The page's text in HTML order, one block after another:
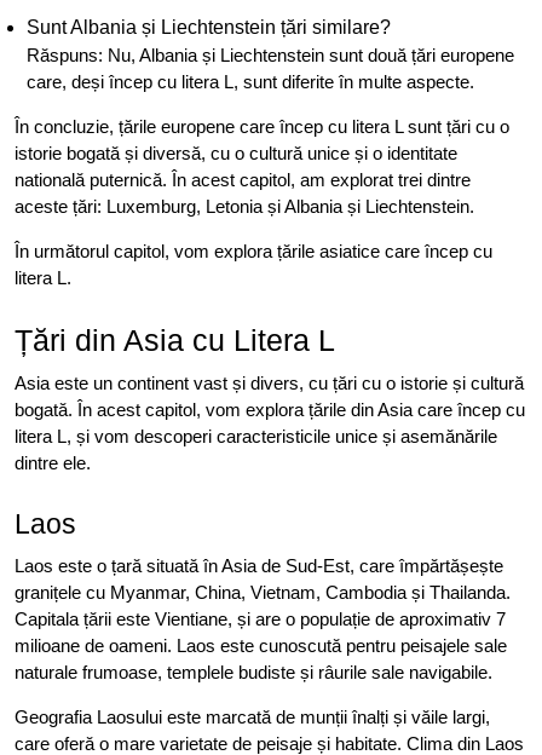
Sunt Albania și Liechtenstein țări similare?
Răspuns: Nu, Albania și Liechtenstein sunt două țări europene
care, deși încep cu litera L, sunt diferite în multe aspecte.
În concluzie, țările europene care încep cu litera L sunt țări cu o
istorie bogată și diversă, cu o cultură unice și o identitate
natională puternică. În acest capitol, am explorat trei dintre
aceste țări: Luxemburg, Letonia și Albania și Liechtenstein.
În următorul capitol, vom explora țările asiatice care încep cu
litera L.
Țări din Asia cu Litera L
Asia este un continent vast și divers, cu țări cu o istorie și cultură
bogată. În acest capitol, vom explora țările din Asia care încep cu
litera L, și vom descoperi caracteristicile unice și asemănările
dintre ele.
Laos
Laos este o țară situată în Asia de Sud-Est, care împărtășește
granițele cu Myanmar, China, Vietnam, Cambodia și Thailanda.
Capitala țării este Vientiane, și are o populație de aproximativ 7
milioane de oameni. Laos este cunoscută pentru peisajele sale
naturale frumoase, templele budiste și râurile sale navigabile.
Geografia Laosului este marcată de munții înalți și văile largi,
care oferă o mare varietate de peisaje și habitate. Clima din Laos